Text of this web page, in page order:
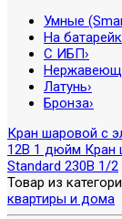
Умные
На
С ИБП›
Латунь›
Бронза›
Кран шаровой с
12В 1 дюйм Кран
Standard 230В 1/2
Товар из
квартиры и дома